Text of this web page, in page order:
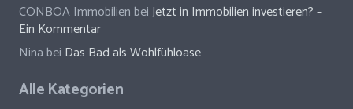
CONBOA ImmobilienbeiJetzt in Immobilien investieren? –
Ein Kommentar
Ninabei Das Bad als Wohlfühloase
Alle Kategorien